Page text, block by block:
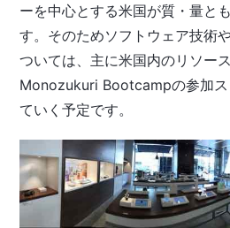
ーを中心とする米国が質・量と
す。そのためソフトウェア技術
ついては、主に米国内のリソー
Monozukuri Bootcampの参加ス
ていく予定です。